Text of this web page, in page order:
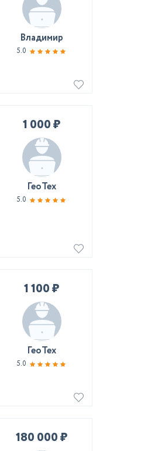
Владимир
5.0
1 000 ₽
ГеоТех
5.0
1 100 ₽
ГеоТех
5.0
180 000 ₽